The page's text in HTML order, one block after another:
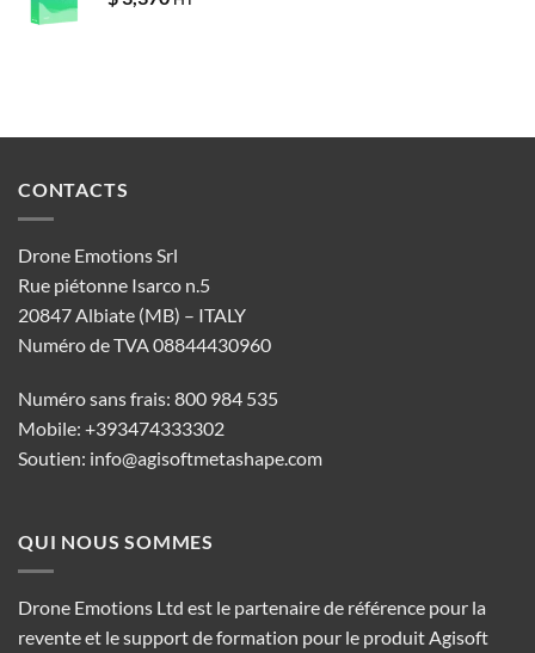
CONTACTS
Drone Emotions Srl
Rue piétonne Isarco n.5
20847 Albiate (MB) – ITALY
Numéro de TVA 08844430960
Numéro sans frais: 800 984 535
Mobile: +393474333302
Soutien: info@agisoftmetashape.com
QUI NOUS SOMMES
Drone Emotions Ltd est le partenaire de référence pour la
revente et le support de formation pour le produit Agisoft